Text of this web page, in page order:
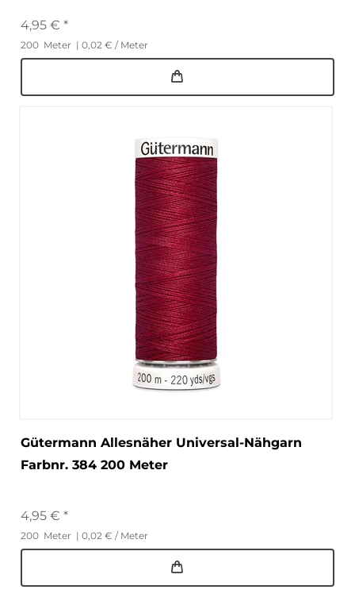
4,95 € *
200 Meter | 0,02 € / Meter
Gütermann Allesnäher Universal-Nähgarn
Farbnr. 384 200 Meter
4,95 € *
200 Meter | 0,02 € / Meter